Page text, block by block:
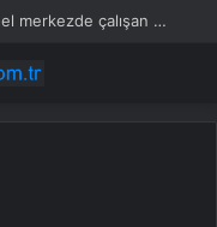
Kılıçdaroğlu operasyonu çekti! Genel merkezde çalışan 24 kişi işten çıkarıldı